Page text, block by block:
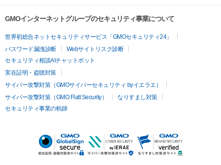
GMOインターネットグループのセキュリティ事業について
世界初総合ネットセキュリティサービス「GMOセキュリティ24」
パスワード漏洩診断
Webサイトリスク診断
セキュリティ相談AIチャットボット
実在証明・盗聴対策
サイバー攻撃対策（GMOサイバーセキュリティ byイエラエ）
サイバー攻撃対策（GMO Flatt Security）
なりすまし対策
セキュリティ事業の軌跡